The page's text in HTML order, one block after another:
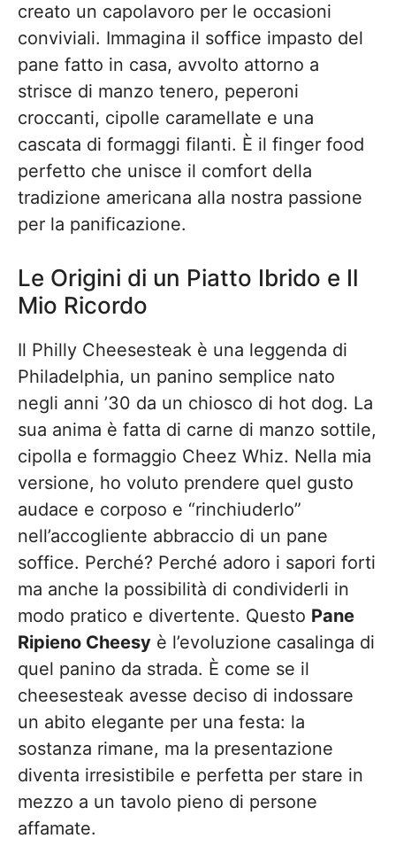
creato un capolavoro per le occasioni
conviviali. Immagina il soffice impasto del
pane fatto in casa, avvolto attorno a
strisce di manzo tenero, peperoni
croccanti, cipolle caramellate e una
cascata di formaggi filanti. È il finger food
perfetto che unisce il comfort della
tradizione americana alla nostra passione
per la panificazione.
Le Origini di un Piatto Ibrido e Il
Mio Ricordo
Il Philly Cheesesteak è una leggenda di
Philadelphia, un panino semplice nato
negli anni ’30 da un chiosco di hot dog. La
sua anima è fatta di carne di manzo sottile,
cipolla e formaggio Cheez Whiz. Nella mia
versione, ho voluto prendere quel gusto
audace e corposo e “rinchiuderlo”
nell’accogliente abbraccio di un pane
soffice. Perché? Perché adoro i sapori forti
ma anche la possibilità di condividerli in
modo pratico e divertente. Questo Pane
Ripieno Cheesy è l’evoluzione casalinga di
quel panino da strada. È come se il
cheesesteak avesse deciso di indossare
un abito elegante per una festa: la
sostanza rimane, ma la presentazione
diventa irresistibile e perfetta per stare in
mezzo a un tavolo pieno di persone
affamate.